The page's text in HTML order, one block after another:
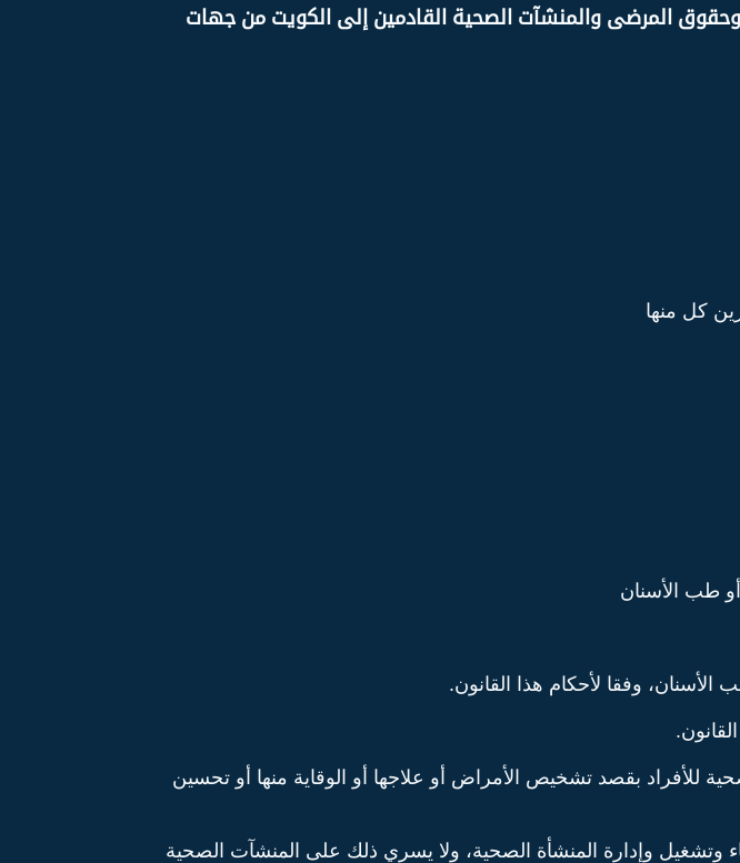
لها وحقوق المرضى والمنشآت الصحية القادمين إلى الكويت من جهات
كل منها
طب الأسنان
وفقا لأحكام هذا القانون.
للأفراد بقصد تشخيص الأمراض أو علاجها أو الوقاية منها أو تحسين
وإدارة المنشأة الصحية، ولا يسري ذلك على المنشآت الصحية